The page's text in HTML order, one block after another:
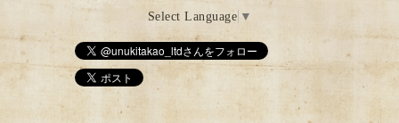
Select Language ▼